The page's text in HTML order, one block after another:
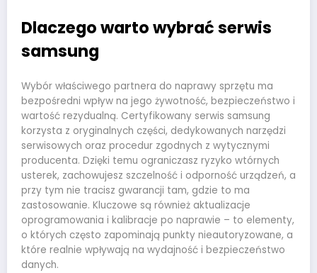
Dlaczego warto wybrać serwis
samsung
Wybór właściwego partnera do naprawy sprzętu ma
bezpośredni wpływ na jego żywotność, bezpieczeństwo i
wartość rezydualną. Certyfikowany serwis samsung
korzysta z oryginalnych części, dedykowanych narzędzi
serwisowych oraz procedur zgodnych z wytycznymi
producenta. Dzięki temu ograniczasz ryzyko wtórnych
usterek, zachowujesz szczelność i odporność urządzeń, a
przy tym nie tracisz gwarancji tam, gdzie to ma
zastosowanie. Kluczowe są również aktualizacje
oprogramowania i kalibracje po naprawie – to elementy,
o których często zapominają punkty nieautoryzowane, a
które realnie wpływają na wydajność i bezpieczeństwo
danych.